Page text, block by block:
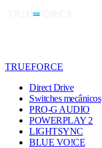
TRUEFORCE
Direct Drive
Switches mecânicos
PRO-G AUDIO
POWERPLAY 2
LIGHTSYNC
BLUE VO!CE